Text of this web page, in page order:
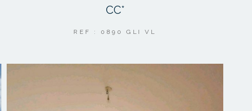
CC*
REF : 0890 GLI VL